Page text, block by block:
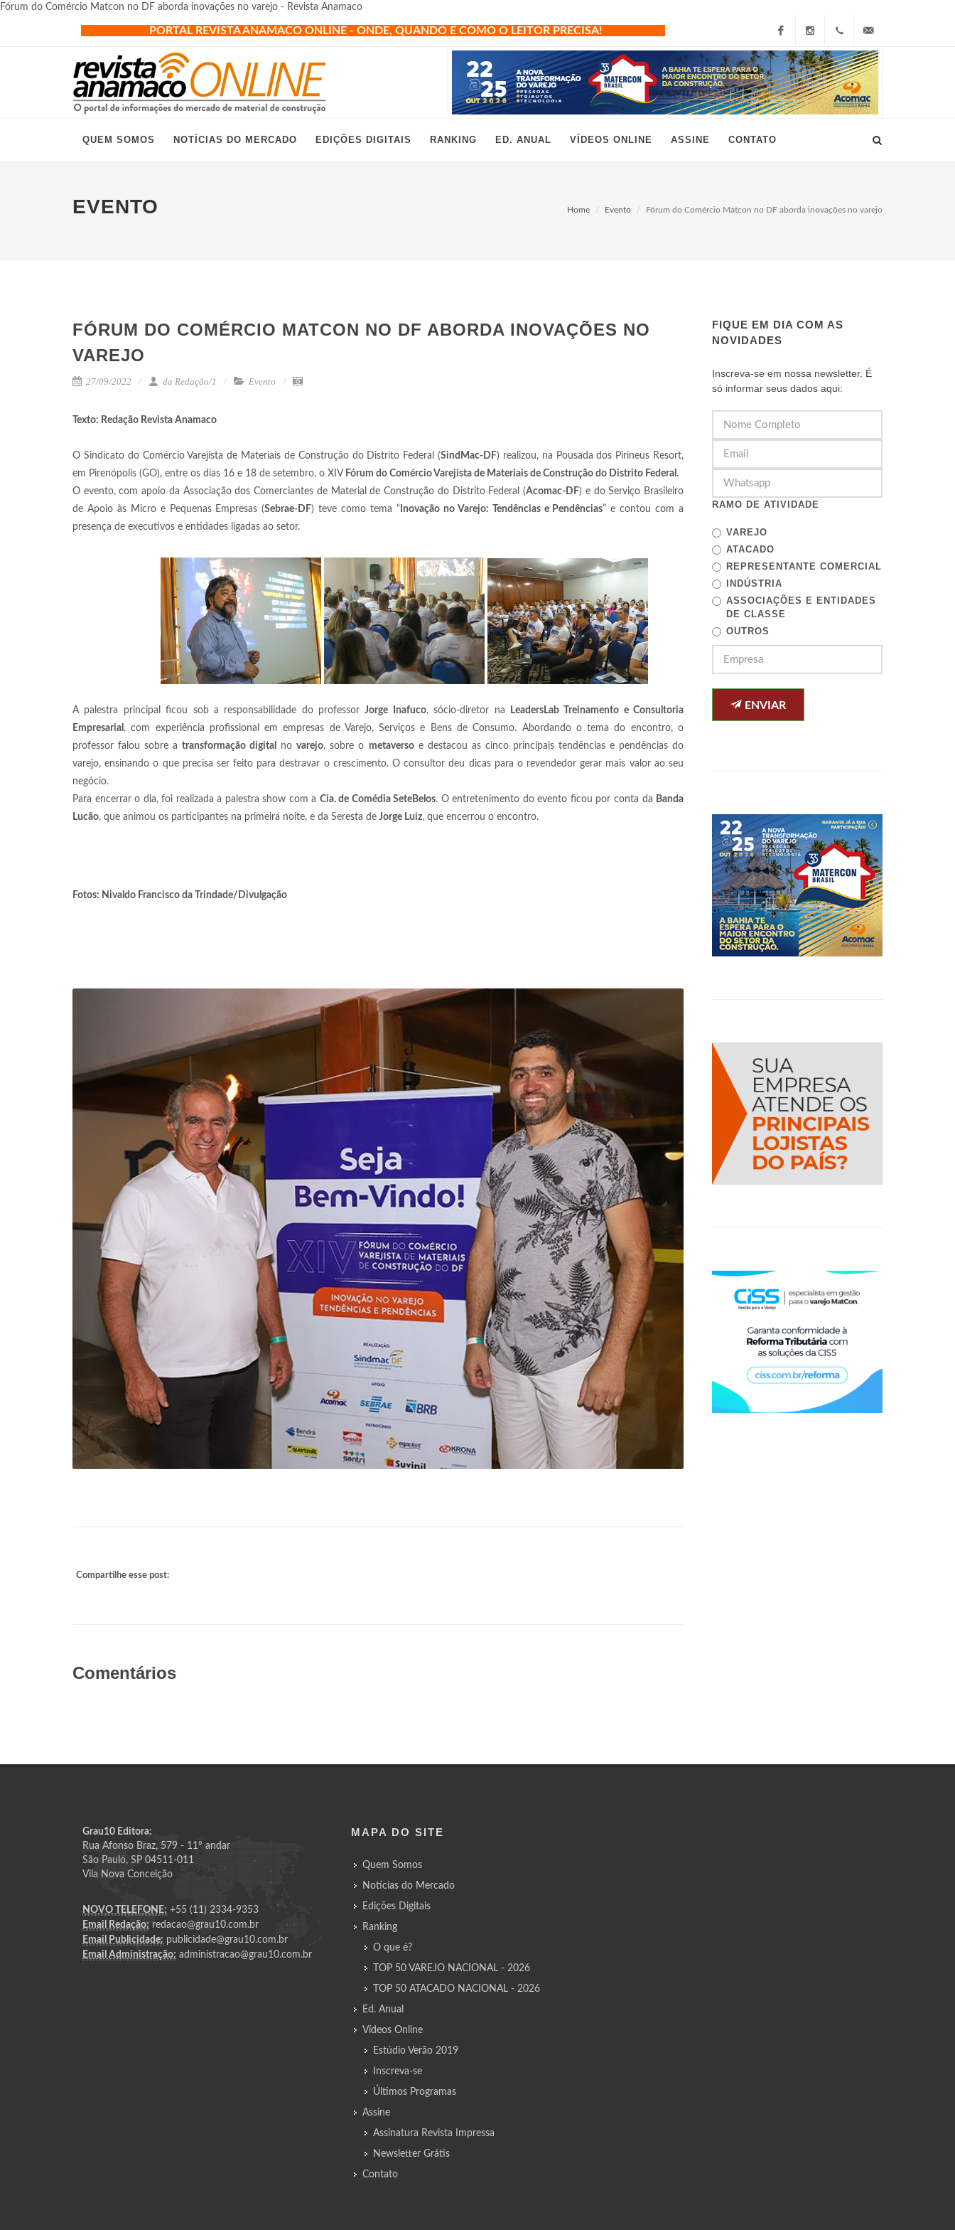
Fórum do Comércio Matcon no DF aborda inovações no varejo - Revista Anamaco
PORTAL REVISTA ANAMACO ONLINE - ONDE, QUANDO E COMO O LEITOR PRECISA!
FacebookInstagram
+55
(11)
grau10@grau10.com.br
QUEM SOMOS NOTÍCIAS DO MERCADO EDIÇÕES DIGITAIS RANKING ED. ANUAL VÍDEOS ONLINE ASSINE CONTATO
EVENTO Home Evento Fórum do Comércio Matcon no DF aborda inovações no varejo
FÓRUM DO COMÉRCIO MATCON NO DF ABORDA INOVAÇÕES NO
VAREJO
27/09/2022 da Redação/1 Evento
Texto: Redação Revista Anamaco
O Sindicato do Comércio Varejista de Materiais de Construção do Distrito Federal (SindMac-DF) realizou, na Pousada dos Pirineus Resort,
em Pirenópolis (GO), entre os dias 16 e 18 de setembro, o XIV Fórum do Comércio Varejista de Materiais de Construção do Distrito Federal .
O evento, com apoio da Associação dos Comerciantes de Material de Construção do Distrito Federal (Acomac-DF) e do Serviço Brasileiro
de Apoio às Micro e Pequenas Empresas (Sebrae-DF) teve como tema “ Inovação no Varejo: Tendências e Pendências” e contou com a
presença de executivos e entidades ligadas ao setor.
A palestra principal ficou sob a responsabilidade do professorJorge Inafuco, sócio-diretor na
LeadersLab Treinamento e Consultoria
Empresarial , com experiência profissional em empresas de Varejo, Serviços e Bens de Consumo. Abordando o tema do encontro, o
professor falou sobre atransformação digital novarejo, sobre o metaversoe destacou as cinco principais tendências e pendências do
varejo, ensinando o que precisa ser feito para destravar o crescimento. O consultor deu dicas para o revendedor gerar mais valor ao seu
negócio.
Para encerrar o dia, foi realizada a palestra show com a Cia. de Comédia SeteBelos. O entretenimento do evento ficou por conta da Banda
Lucão, que animou os participantes na primeira noite, e da Seresta de Jorge Luiz, que encerrou o encontro.
Fotos: Nivaldo Francisco da Trindade/Divulgação
Compartilhe esse post:
Comentários
FIQUE EM DIA COM AS
NOVIDADES
Inscreva-se em nossa newsletter. É
só informar seus dados aqui:
RAMO DE ATIVIDADE
VAREJO
ATACADO
REPRESENTANTE COMERCIAL
INDÚSTRIA
ASSOCIAÇÕES E ENTIDADES
DE CLASSE
OUTROS
ENVIAR
Grau10 Editora:
Rua Afonso Braz, 579 - 11º andar
São Paulo, SP 04511-011
Vila Nova Conceição
NOVO TELEFONE: +55 (11) 2334-9353
Email Redação: redacao@grau10.com.br
Email Publicidade: publicidade@grau10.com.br
Email Administração: administracao@grau10.com.br
MAPA DO SITE
Quem Somos
Notícias do Mercado
Edições Digitais
Ranking
O que é?
TOP 50 VAREJO NACIONAL - 2026
TOP 50 ATACADO NACIONAL - 2026
Ed. Anual
Vídeos Online
Estúdio Verão 2019
Inscreva-se
Últimos Programas
Assine
Assinatura Revista Impressa
Newsletter Grátis
Contato